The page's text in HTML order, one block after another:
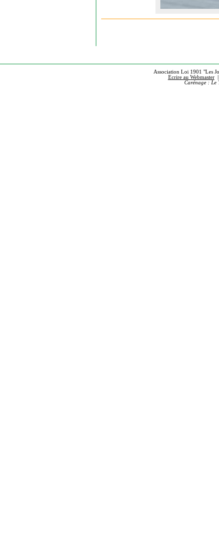
Association Loi 1901 "Les
Ecrire au Webmaster
Carénage : Le